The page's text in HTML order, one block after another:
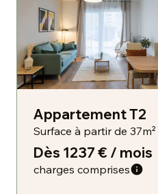
Appartement T2
Surface à partir de 37m²
Dès 1237 € / mois
charges comprises